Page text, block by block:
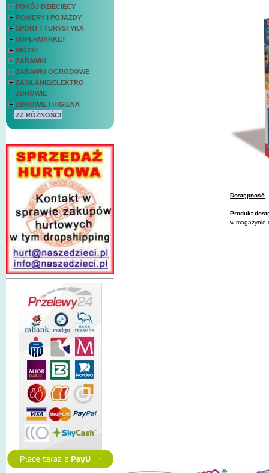
POKÓJ DZIECIĘCY
ROWERY i POJAZDY
SPORT I TURYSTYKA
SUPERMARKET
WÓZKI
ZABAWKI
ZABAWKI OGRODOWE
ZASILANIE/ELEKTRO
ZDROWIE
ZDROWIE I HIGIENA
ZZ RÓŻNOŚCI
Dostępność
Produkt
w magazynie